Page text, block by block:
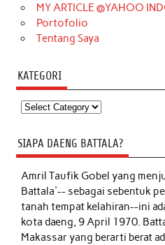
MY ARTICLE @YAHOO
Portofolio
Tentang Saya
KATEGORI
Kategori
SIAPA DAENG BATTALA?
Amril Taufik Gobelyang
Battala'-- sebagai sebentuk
tanah tempat kelahiran--ini
kota daeng, 9 April 1970.
Makassar yang berarti berat